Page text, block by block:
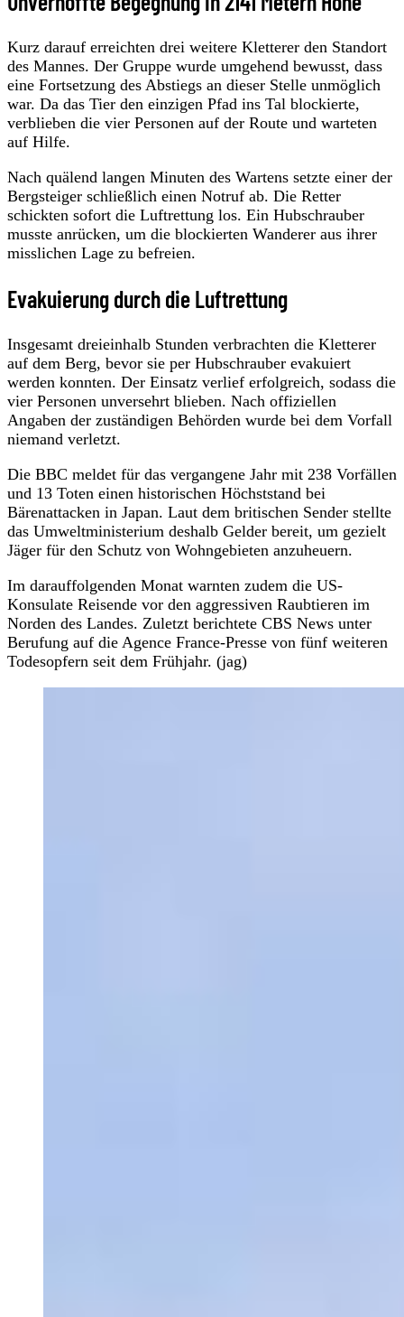
Kurz darauf erreichten drei weitere Kletterer den Standort
des Mannes. Der Gruppe wurde umgehend bewusst, dass
eine Fortsetzung des Abstiegs an dieser Stelle unmöglich
war. Da das Tier den einzigen Pfad ins Tal blockierte,
verblieben die vier Personen auf der Route und warteten
auf Hilfe.
Nach quälend langen Minuten des Wartens setzte einer der
Bergsteiger schließlich einen Notruf ab. Die Retter
schickten sofort die Luftrettung los. Ein Hubschrauber
musste anrücken, um die blockierten Wanderer aus ihrer
misslichen Lage zu befreien.
Evakuierung durch die Luftrettung
Insgesamt dreieinhalb Stunden verbrachten die Kletterer
auf dem Berg, bevor sie per Hubschrauber evakuiert
werden konnten. Der Einsatz verlief erfolgreich, sodass die
vier Personen unversehrt blieben. Nach offiziellen
Angaben der zuständigen Behörden wurde bei dem Vorfall
niemand verletzt.
Die BBC meldet für das vergangene Jahr mit 238 Vorfällen
und 13 Toten einen historischen Höchststand bei
Bärenattacken in Japan. Laut dem britischen Sender stellte
das Umweltministerium deshalb Gelder bereit, um gezielt
Jäger für den Schutz von Wohngebieten anzuheuern.
Im darauffolgenden Monat warnten zudem die US-
Konsulate Reisende vor den aggressiven Raubtieren im
Norden des Landes. Zuletzt berichtete CBS News unter
Berufung auf die Agence France-Presse von fünf weiteren
Todesopfern seit dem Frühjahr. (jag)